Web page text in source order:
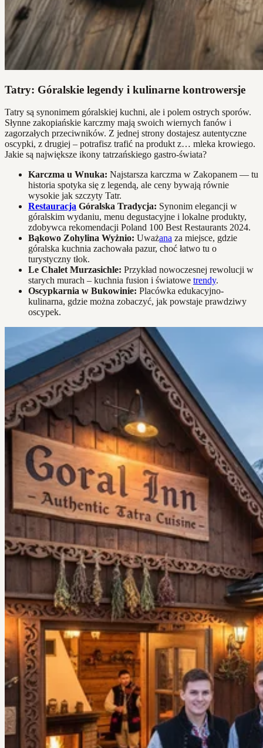
Tatry: Góralskie legendy i kulinarne kontrowersje
Tatry są synonimem góralskiej kuchni, ale i polem ostrych sporów.
Słynne zakopiańskie karczmy mają swoich wiernych fanów i
zagorzałych przeciwników. Z jednej strony dostajesz autentyczne
oscypki, z drugiej – potrafisz trafić na produkt z… mleka krowiego.
Jakie są największe ikony tatrzańskiego gastro-świata?
Karczma u Wnuka: Najstarsza karczma w Zakopanem — tu
historia spotyka się z legendą, ale ceny bywają równie
wysokie jak szczyty Tatr.
Restauracja Góralska Tradycja: Synonim elegancji w
góralskim wydaniu, menu degustacyjne i lokalne produkty,
zdobywca rekomendacji Poland 100 Best Restaurants 2024.
Bąkowo Zohylina Wyżnio: Uważana za miejsce, gdzie
góralska kuchnia zachowała pazur, choć łatwo tu o
turystyczny tłok.
Le Chalet Murzasichle: Przykład nowoczesnej rewolucji w
starych murach – kuchnia fusion i światowe trendy.
Oscypkarnia w Bukowinie: Placówka edukacyjno-
kulinarna, gdzie można zobaczyć, jak powstaje prawdziwy
oscypek.